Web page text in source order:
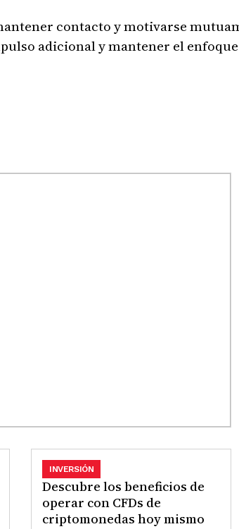
contacto y motivarse
adicional y mantener el
Descubre los beneficios de
operar con CFDs de
criptomonedas hoy mismo
INVERSIÓN